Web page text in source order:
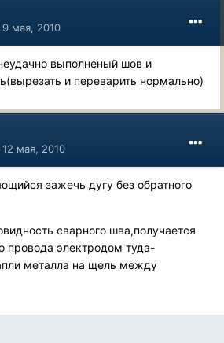
9 мая, 2010
выполненый шов и
и переварить нормально)
12 мая, 2010
зажечь дугу без обратного
сварного шва,получается
провода электродом туда-
металла на щель между